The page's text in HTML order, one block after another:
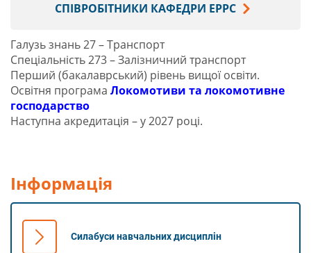
СПІВРОБІТНИКИ КАФЕДРИ ЕРРС
Галузь знань 27 – Транспорт
Спеціальність 273 – Залізничний транспорт
Перший (бакалаврський) рівень вищої освіти.
Освітня програма Локомотиви та локомотивне
господарство
Наступна акредитація – у 2027 році.
Інформація
Силабуси навчальних дисциплін